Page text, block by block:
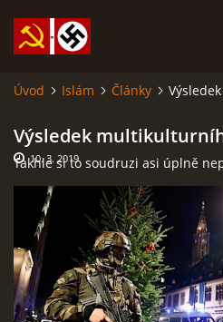
ISLÁM
ANARCHISMUS A NEOMARXISMUS
KOMUNISMUS
Úvod Islám Články
Výsledek
Takhle si to soudruzi asi úplně
10. 3. 2019